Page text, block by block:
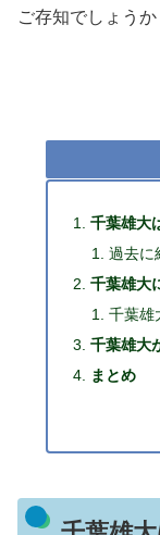
ご存知でしょうか
千葉雄大
過去に
千葉雄大
千葉雄
千葉雄大
まとめ